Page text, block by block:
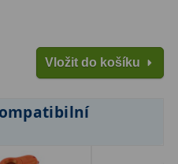
Vložit do košíku